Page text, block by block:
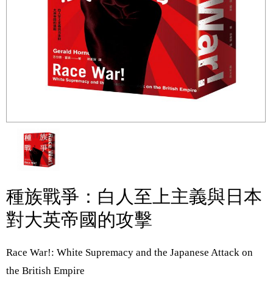
種族戰爭：白人至上主義與日本
對大英帝國的攻擊
Race War!: White Supremacy and the Japanese Attack on
the British Empire